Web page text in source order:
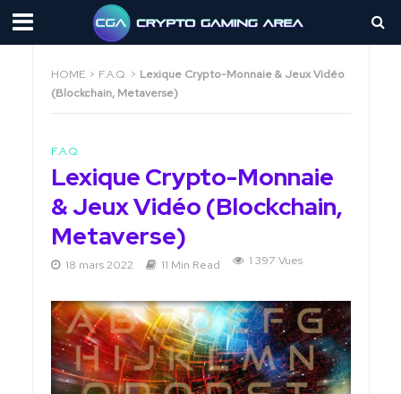
HOME > F.A.Q. > Lexique Crypto-Monnaie & Jeux Vidéo
(Blockchain, Metaverse)
F.A.Q.
Lexique Crypto-Monnaie
& Jeux Vidéo (Blockchain,
Metaverse)
18 mars 2022 11 Min Read 1 397 Vues